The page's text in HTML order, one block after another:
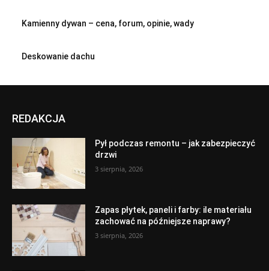
Kamienny dywan – cena, forum, opinie, wady
Deskowanie dachu
REDAKCJA
Pył podczas remontu – jak zabezpieczyć
drzwi
3 sierpnia, 2026
Zapas płytek, paneli i farby: ile materiału
zachować na późniejsze naprawy?
3 sierpnia, 2026